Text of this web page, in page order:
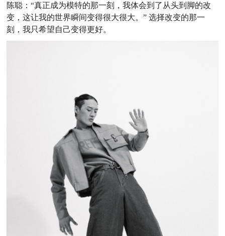
陈聪：“真正成为模特的那一刻，我体会到了从头到脚的改
变，这让我的世界瞬间变得很大很大。” 选择改变的那一
刻，我只希望自己变得更好。